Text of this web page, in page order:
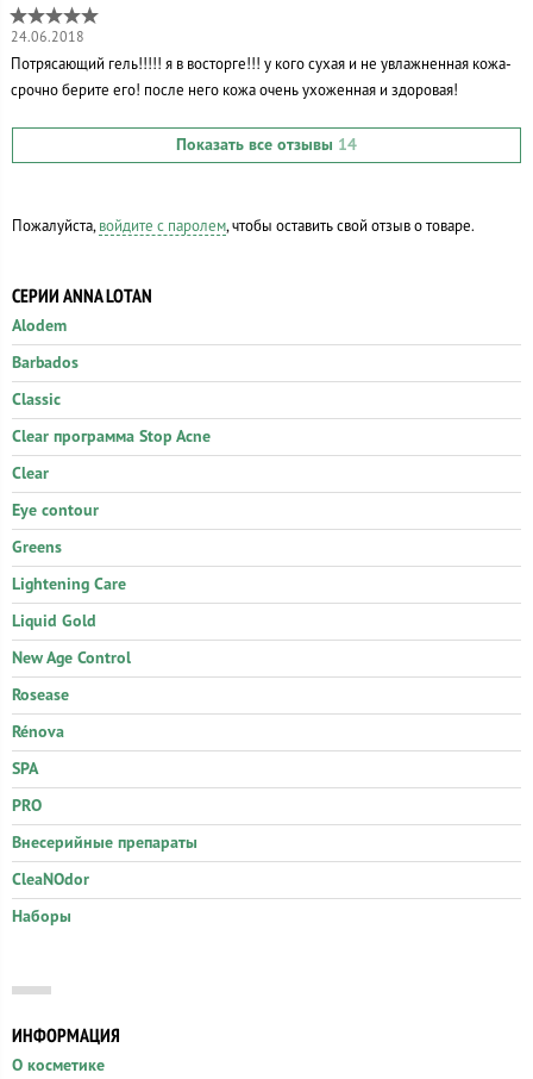
24.06.2018
Потрясающий гель!!!!! я в восторге!!! у кого сухая и не увлажненная кожа-
срочно берите его! после него кожа очень ухоженная и здоровая!
Показать все отзывы 14
Пожалуйста, войдите с паролем, чтобы оставить свой отзыв о товаре.
СЕРИИ ANNA LOTAN
Alodem
Barbados
Classic
Clear программа Stop Acne
Clear
Eye contour
Greens
Lightening Care
Liquid Gold
New Age Control
Rosease
Rénova
SPA
PRO
Внесерийные препараты
CleaNOdor
Наборы
ИНФОРМАЦИЯ
О косметике